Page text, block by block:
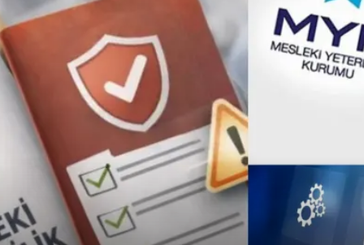
Pet Malzemeleri